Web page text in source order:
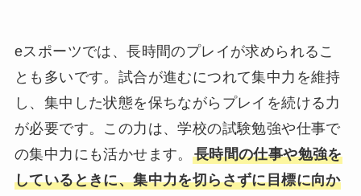
eスポーツでは、長時間のプレイが求められるこ
とも多いです。試合が進むにつれて集中力を維持
し、集中した状態を保ちながらプレイを続ける力
が必要です。この力は、学校の試験勉強や仕事で
の集中力にも活かせます。 長時間の仕事や勉強を
しているときに、集中力を切らさずに目標に向か